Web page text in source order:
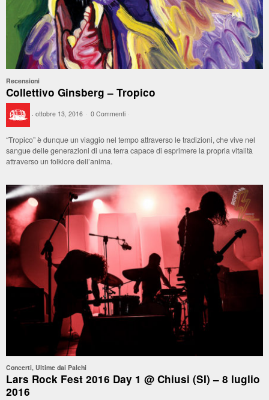
Recensioni
Collettivo Ginsberg – Tropico
· ottobre 13, 2016 · 0 Commenti ·
“Tropico” è dunque un viaggio nel tempo attraverso le tradizioni, che vive nel
sangue delle generazioni di una terra capace di esprimere la propria vitalità
attraverso un folklore dell’anima.
Concerti, Ultime dai Palchi
Lars Rock Fest 2016 Day 1 @ Chiusi (SI) – 8 luglio
2016